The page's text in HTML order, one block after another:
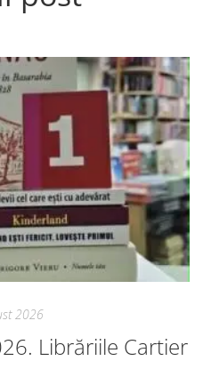
2026
Librăriile Cartier